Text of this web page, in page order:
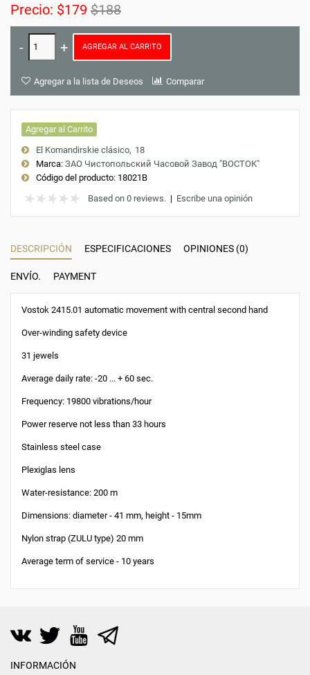
Precio: $179 $188
AGREGAR AL CARRITO
Agregar a la lista de Deseos Comparar
Agregar al Carrito
El Komandirskie clásico 18
Marca: ЗАО Чистопольский Часовой Завод "ВОСТОК"
Código del producto: 18021B
Based on 0 reviews. | Escribe una opinión
DESCRIPCIÓN ESPECIFICACIONES OPINIONES (0)
ENVÍO. PAYMENT
Vostok 2415.01 automatic movement with central second hand
Over-winding safety device
31 jewels
Average daily rate: -20 ... + 60 sec.
Frequency: 19800 vibrations/hour
Power reserve not less than 33 hours
Stainless steel case
Plexiglas lens
Water-resistance: 200 m
Dimensions: diameter - 41 mm, height - 15mm
Nylon strap (ZULU type) 20 mm
Average term of service - 10 years
INFORMACIÓN